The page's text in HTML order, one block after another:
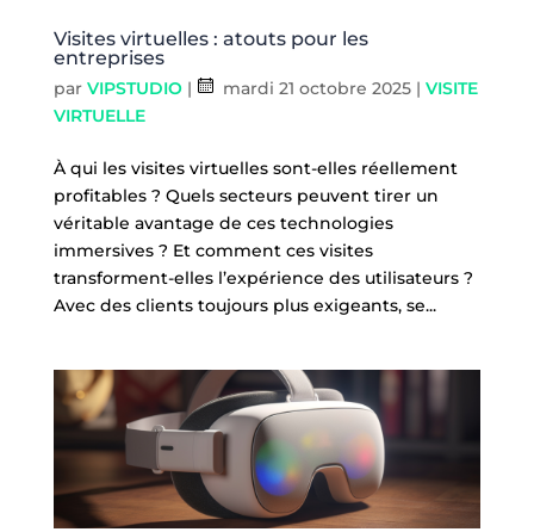
Visites virtuelles : atouts pour les
entreprises
par VIPSTUDIO| mardi 21 octobre 2025| VISITE
VIRTUELLE
À qui les visites virtuelles sont-elles réellement
profitables ? Quels secteurs peuvent tirer un
véritable avantage de ces technologies
immersives ? Et comment ces visites
transforment-elles l’expérience des utilisateurs ?
Avec des clients toujours plus exigeants, se...